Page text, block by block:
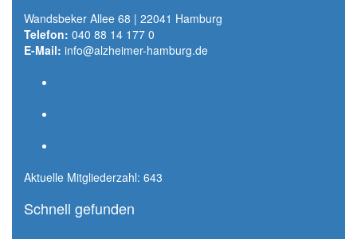
Wandsbeker Allee 68 | 22041 Hamburg
Telefon: 040 88 14 177 0
E-Mail: info@alzheimer-hamburg.de
Aktuelle Mitgliederzahl: 643
Schnell gefunden